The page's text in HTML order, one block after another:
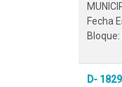
Fecha
Bloque:
D-